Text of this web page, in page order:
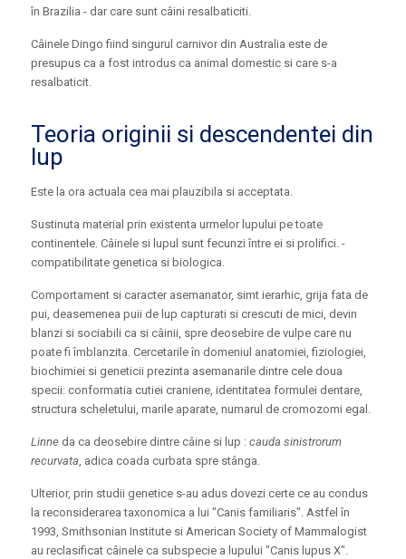
în Brazilia - dar care sunt câini resalbaticiti.
Câinele Dingo fiind singurul carnivor din Australia este de
presupus ca a fost introdus ca animal domestic si care s-a
resalbaticit.
Teoria originii si descendentei din
lup
Este la ora actuala cea mai plauzibila si acceptata.
Sustinuta material prin existenta urmelor lupului pe toate
continentele. Câinele si lupul sunt fecunzi între ei si prolifici. -
compatibilitate genetica si biologica.
Comportament si caracter asemanator, simt ierarhic, grija fata de
pui, deasemenea puii de lup capturati si crescuti de mici, devin
blanzi si sociabili ca si câinii, spre deosebire de vulpe care nu
poate fi îmblanzita. Cercetarile în domeniul anatomiei, fiziologiei,
biochimiei si geneticii prezinta asemanarile dintre cele doua
specii: conformatia cutiei craniene, identitatea formulei dentare,
structura scheletului, marile aparate, numarul de cromozomi egal.
Linne da ca deosebire dintre câine si lup : cauda sinistrorum
recurvata, adica coada curbata spre stânga.
Ulterior, prin studii genetice s-au adus dovezi certe ce au condus
la reconsiderarea taxonomica a lui "Canis familiaris". Astfel în
1993, Smithsonian Institute si American Society of Mammalogist
au reclasificat câinele ca subspecie a lupului "Canis lupus X".